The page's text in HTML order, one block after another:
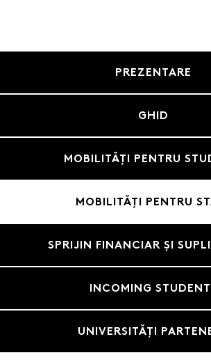
PREZENTARE
GHID
MOBILITĂȚI PENTRU
MOBILITĂȚI PENTRU
SPRIJIN FINANCIAR ȘI
INCOMING
UNIVERSITĂȚI